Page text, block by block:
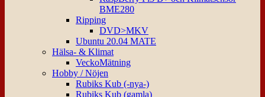
BME280
Ripping
DVD>MKV
Ubuntu 20.04 MATE
Hälsa- & Klimat
VeckoMätning
Hobby / Nöjen
Rubiks Kub (-nya-)
Rubiks Kub (gamla)